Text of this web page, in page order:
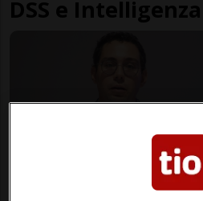
DSS e